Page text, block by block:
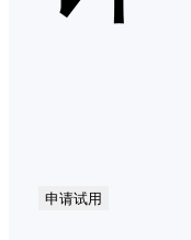
申请试用